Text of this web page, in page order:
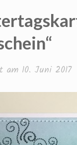
am 10. Juni 2017